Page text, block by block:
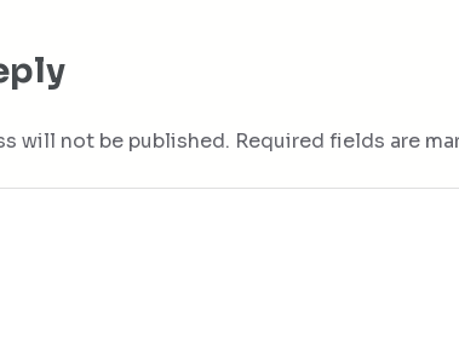
will not be published. Required fields are